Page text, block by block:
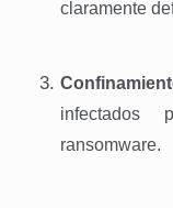
claramente
infectados
ransomware.